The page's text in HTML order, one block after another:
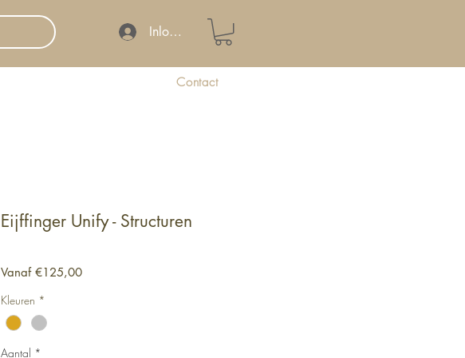
Inloggen
Contact
Eijffinger Unify - Structuren
Vanaf €125,00Verkoopprijs
Kleuren *
Aantal *